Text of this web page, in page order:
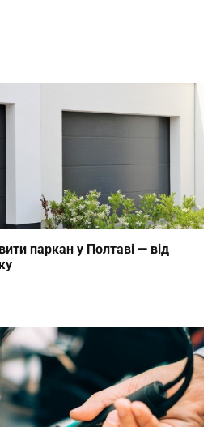
паркан у Полтаві — від